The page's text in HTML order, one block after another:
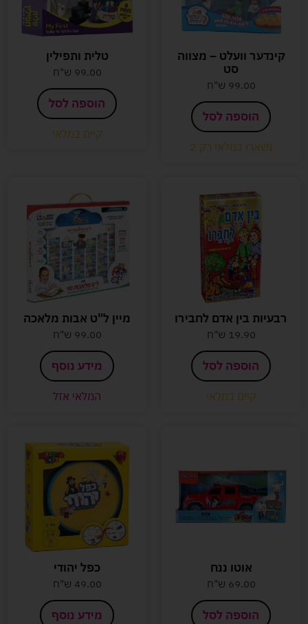
קינדער וועלט – מצווה
סט
99.00 ש"ח
הוספה לסל
נשארו במלאי רק 2
טלית ותפילין
99.00 ש"ח
הוספה לסל
קיים במלאי
רבעיות בין אדם לחבירו
19.90 ש"ח
הוספה לסל
קיים במלאי
מיין ל"ט אבות מלאכה
99.00 ש"ח
מידע נוסף
המלאי אזל
אוטו ננח
69.00 ש"ח
הוספה לסל
כפל יהודי
49.00 ש"ח
מידע נוסף